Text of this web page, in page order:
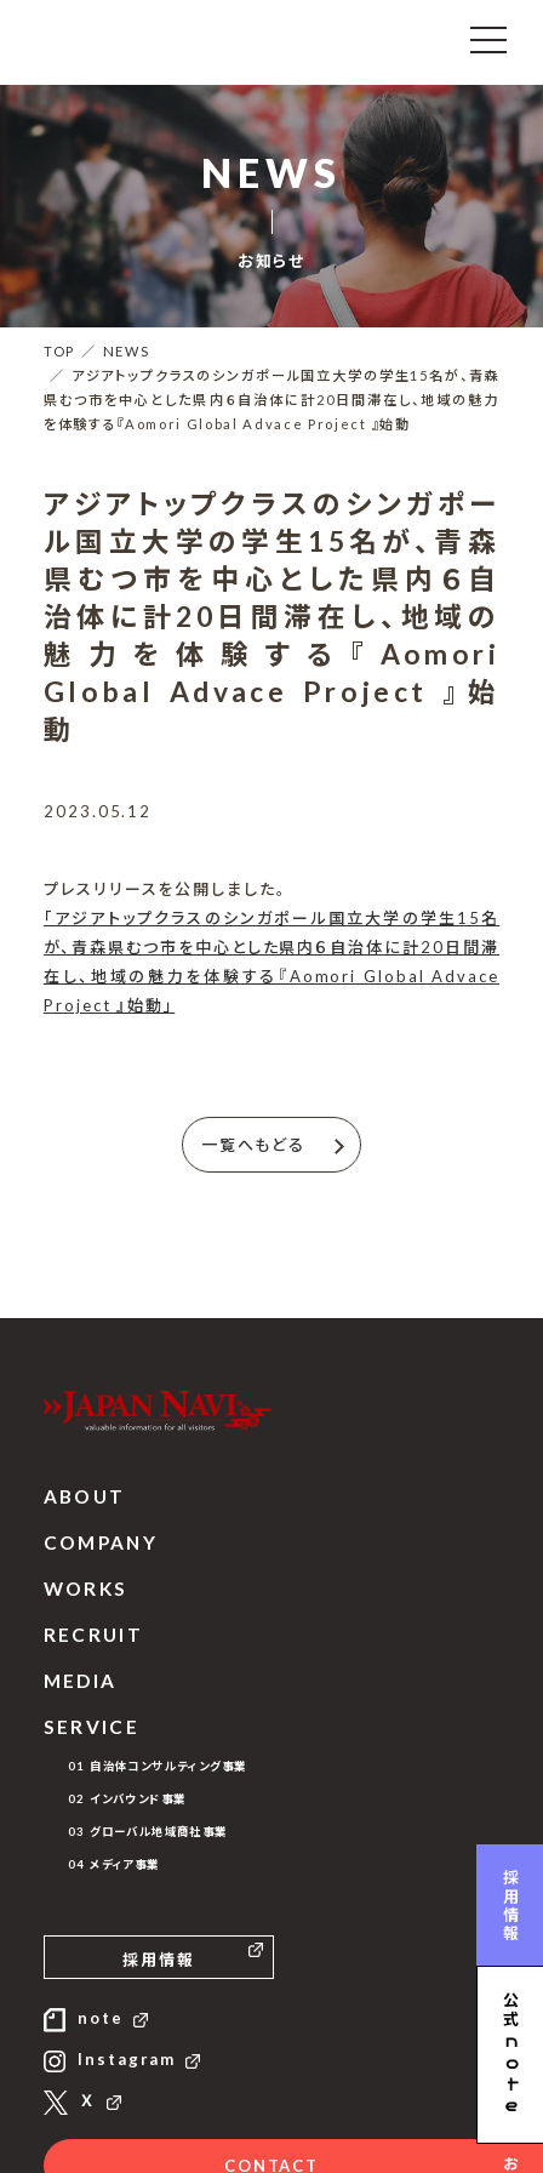
NEWS
お知らせ
TOP
NEWS
アジアトップクラスのシンガポール国立大学の学生15名が、青森
県むつ市を中心とした県内６自治体に計20日間滞在し、地域の魅力
を体験する『Aomori Global Advace Project 』始動
アジアトップクラスのシンガポー
ル国立大学の学生15名が、青森
県むつ市を中心とした県内６自
治体に計20日間滞在し、地域の
魅力を体験する『Aomori
Global Advace Project 』始
動
2023.05.12
プレスリリースを公開しました。
「アジアトップクラスのシンガポール国立大学の学生15名
が、青森県むつ市を中心とした県内６自治体に計20日間滞
在し、地域の魅力を体験する『Aomori Global Advace
Project 』始動」
一覧へもどる
ABOUT
COMPANY
WORKS
RECRUIT
MEDIA
SERVICE
01 自治体コンサルティング事業
02 インバウンド事業
03 グローバル地域商社事業
04 メディア事業
採用情報
note
Instagram
Ｘ
CONTACT
採用情報
公式
n
ote